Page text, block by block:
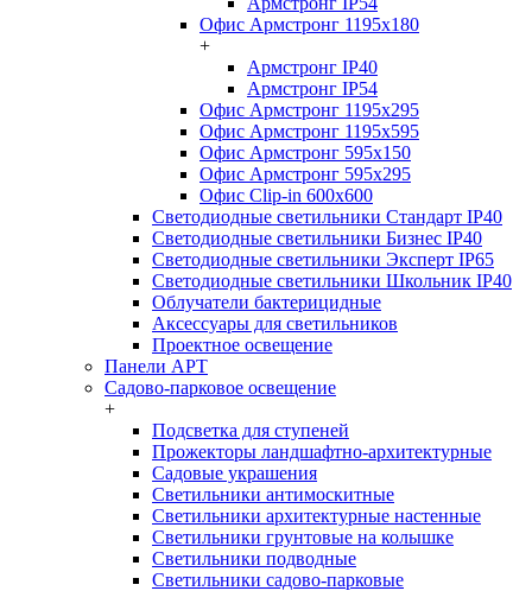
Офис Армстронг 1195x180
+
Армстронг IP40
Армстронг IP54
Офис Армстронг 1195x295
Офис Армстронг 1195x595
Офис Армстронг 595x150
Офис Армстронг 595x295
Офис Clip-in 600x600
Светодиодные светильники Стандарт IP40
Светодиодные светильники Бизнес IP40
Светодиодные светильники Эксперт IP65
Светодиодные светильники Школьник IP40
Облучатели бактерицидные
Аксессуары для светильников
Проектное освещение
Панели АРТ
Садово-парковое освещение
+
Подсветка для ступеней
Прожекторы ландшафтно-архитектурные
Садовые украшения
Светильники антимоскитные
Светильники архитектурные настенные
Светильники грунтовые на колышке
Светильники подводные
Светильники садово-парковые